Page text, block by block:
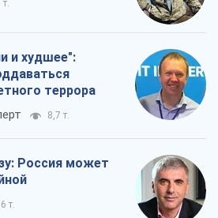
т.
и худшее":
террора
8,7 т.
Россия может
т.